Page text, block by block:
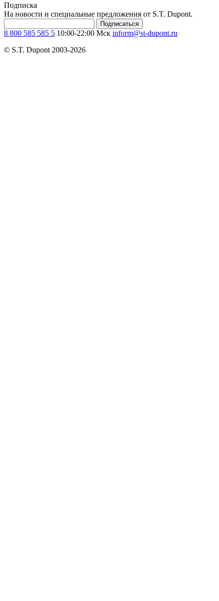
Подписка
На новости и специальные предложения от S.T. Dupont.
Подписаться
8 800 585 585 5 10:00-22:00 Мск inform@st-dupont.ru
© S.T. Dupont 2003-2026